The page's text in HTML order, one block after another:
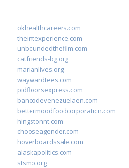
okhealthcareers.com
theintexperience.com
unboundedthefilm.com
catfriends-bg.org
marianlives.org
waywardtees.com
pidfloorsexpress.com
bancodevenezuelaen.com
bettermoodfoodcorporation.com
hingstonnt.com
chooseagender.com
hoverboardssale.com
alaskapolitics.com
stsmp.org